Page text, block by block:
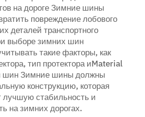
на дороге Зимние шины
повреждение лобового
деталей транспортного
выборе зимних шин
такие факторы, как
тип протектора иMaterial
шин Зимние шины должны
конструкцию, которая
лучшую стабильность и
на зимних дорогах.